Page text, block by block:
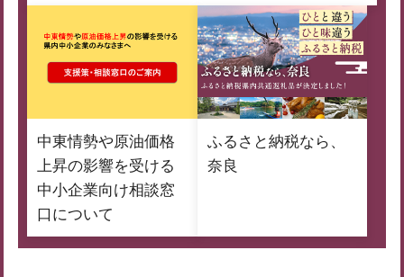
中東情勢や原油価格
上昇の影響を受ける
中小企業向け相談窓
口について
ふるさと納税なら、
奈良